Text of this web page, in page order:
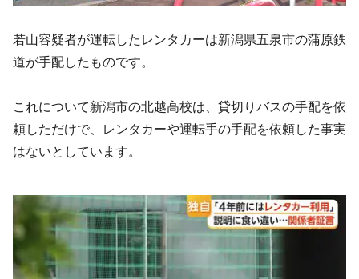
若山容疑者が運転したレンタカーは新潟県五泉市の蒲原鉄
道が手配したものです。
これについて新潟市の北越高校は、貸切りバスの手配を依
頼しただけで、レンタカーや運転手の手配を依頼した事実
はないとしています。